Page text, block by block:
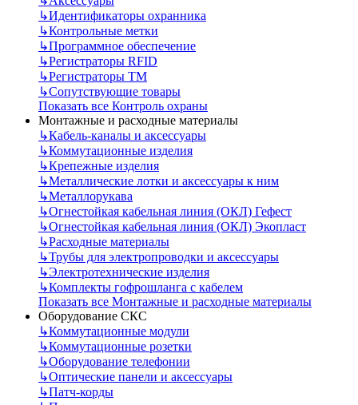
↳Идентификаторы охранника
↳Контрольные метки
↳Программное обеспечение
↳Регистраторы RFID
↳Регистраторы ТМ
↳Сопутствующие товары
Показать все Контроль охраны
Монтажные и расходные материалы
↳Кабель-каналы и аксессуары
↳Коммутационные изделия
↳Крепежные изделия
↳Металлические лотки и аксессуары к ним
↳Металлорукава
↳Огнестойкая кабельная линия (ОКЛ) Гефест
↳Огнестойкая кабельная линия (ОКЛ) Экопласт
↳Расходные материалы
↳Трубы для электропроводки и аксессуары
↳Электротехнические изделия
↳Комплекты гофрошланга с кабелем
Показать все Монтажные и расходные материалы
Оборудование СКС
↳Коммутационные модули
↳Коммутационные розетки
↳Оборудование телефонии
↳Оптические панели и аксессуары
↳Патч-корды